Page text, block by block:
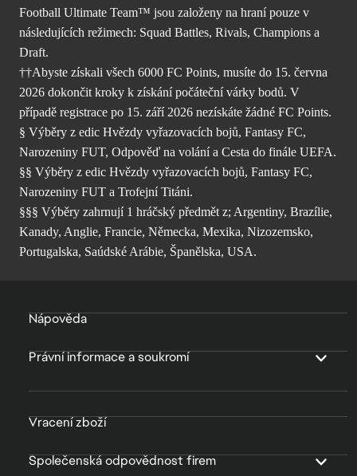
Football Ultimate Team™ jsou založeny na hraní pouze v
následujících režimech: Squad Battles, Rivals, Champions a
Draft.
††Abyste získali všech 6000 FC Points, musíte do 15. června
2026 dokončit kroky k získání počáteční várky bodů. V
případě registrace po 15. září 2026 nezískáte žádné FC Points.
§ Výběry z edic Hvězdy vyřazovacích bojů, Fantasy FC,
Narozeniny FUT, Odpověď na volání a Cesta do finále UEFA.
§§ Výběry z edic Hvězdy vyřazovacích bojů, Fantasy FC,
Narozeniny FUT a Trofejní Titáni.
§§§ Výběry zahrnují 1 hráčský předmět z; Argentiny, Brazílie,
Kanady, Anglie, Francie, Německa, Mexika, Nizozemsko,
Portugalska, Saúdské Arábie, Španělska, USA.
Nápověda
Právní informace a soukromí
Vracení zboží
Společenská odpovědnost firem